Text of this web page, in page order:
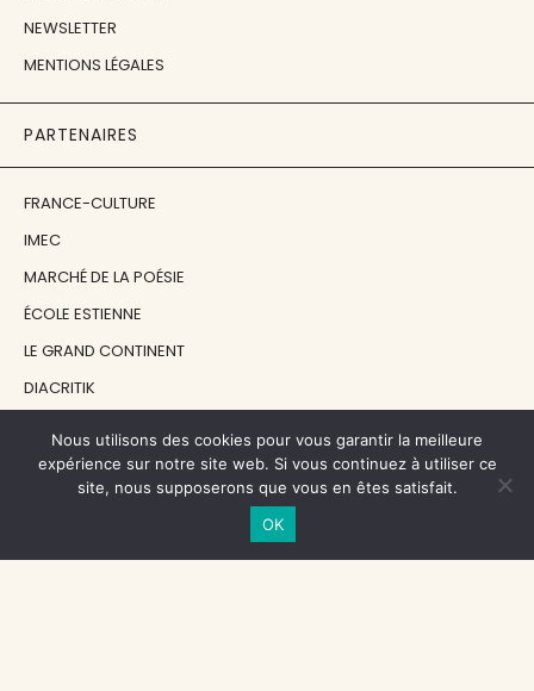
NEWSLETTER
MENTIONS LÉGALES
PARTENAIRES
FRANCE-CULTURE
IMEC
MARCHÉ DE LA POÉSIE
ÉCOLE ESTIENNE
LE GRAND CONTINENT
DIACRITIK
NOS SOUTIENS
CENTRE NATIONAL DU LIVRE
Nous utilisons des cookies pour vous garantir la meilleure
expérience sur notre site web. Si vous continuez à utiliser ce
site, nous supposerons que vous en êtes satisfait.
OK